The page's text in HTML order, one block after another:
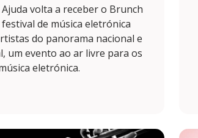
volta a receber o Brunch
de música eletrónica
do panorama nacional e
um evento ao ar livre para os
eletrónica.